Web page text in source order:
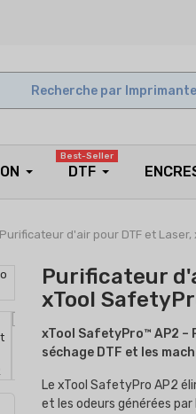
DTF
Best-Seller
Purificateur d'air pour DTF et Laser,
Purificateur
xTool
xTool SafetyPro™ AP2 –
séchage DTF et les
Le xTool SafetyPro AP2
et les odeurs générées